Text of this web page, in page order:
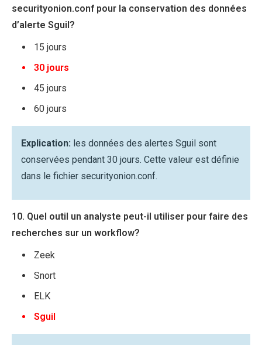
securityonion.conf pour la conservation des données
d’alerte Sguil?
15 jours
30 jours
45 jours
60 jours
Explication: les données des alertes Sguil sont
conservées pendant 30 jours. Cette valeur est définie
dans le fichier securityonion.conf.
10. Quel outil un analyste peut-il utiliser pour faire des
recherches sur un workflow?
Zeek
Snort
ELK
Sguil